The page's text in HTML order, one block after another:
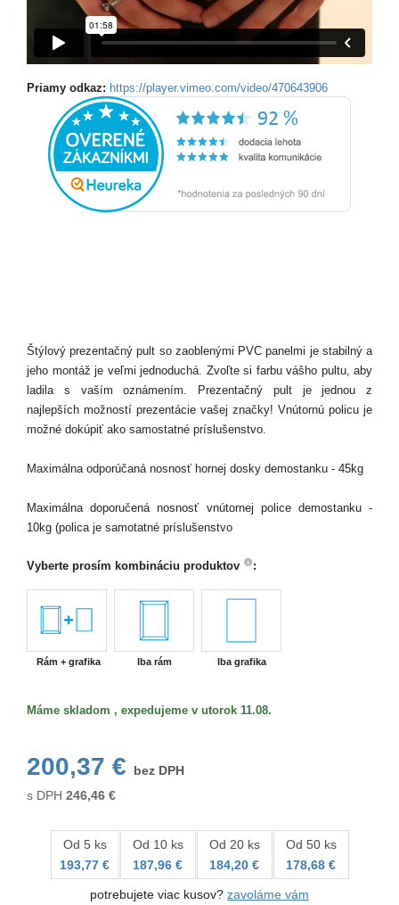
Priamy odkaz: https://player.vimeo.com/video/470643906
Štýlový prezentačný pult so zaoblenými PVC panelmi je stabilný a
jeho montáž je veľmi jednoduchá. Zvoľte si farbu vášho pultu, aby
ladila s vaším oznámením. Prezentačný pult je jednou z
najlepších možností prezentácie vašej značky! Vnútornú policu je
možné dokúpiť ako samostatné príslušenstvo.
Maximálna odporúčaná nosnosť hornej dosky demostanku - 45kg
Maximálna doporučená nosnosť vnútornej police demostanku -
10kg (polica je samotatné príslušenstvo
Vyberte prosím kombináciu produktov :
Rám + grafika Iba rám Iba grafika
Máme skladom , expedujeme v utorok 11.08.
200,37 €
bez DPH
s DPH 246,46 €
Od 5 ks
193,77 €
Od 10 ks
187,96 €
Od 20 ks
184,20 €
Od 50 ks
178,68 €
potrebujete viac kusov? zavoláme vám